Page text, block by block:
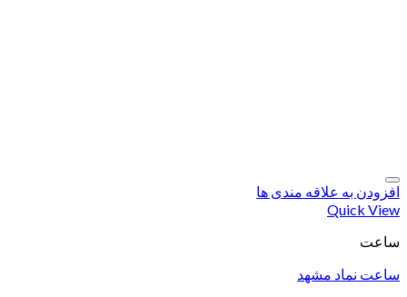
افزودن به علاقه مندی ها
Quick View
ساعت
ساعت نماد مشهد